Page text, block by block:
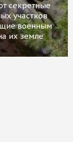
секретные
участков
военным
их земле